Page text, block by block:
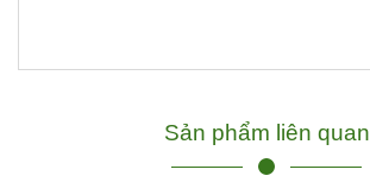
Sản phẩm liên quan